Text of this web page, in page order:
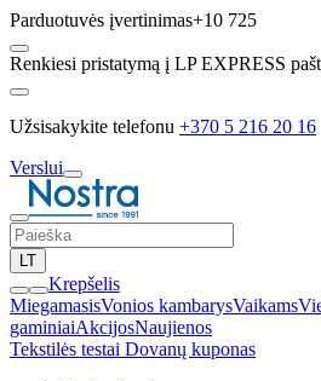
Parduotuvės įvertinimas+10 725
Renkiesi pristatymą į LP EXPRESS
Užsisakykite telefonu +370 5 216 20 16
Verslui
LT
Krepšelis
MiegamasisVonios kambarysVaikams
gaminiaiAkcijosNaujienos
Tekstilės testai Dovanų kuponas